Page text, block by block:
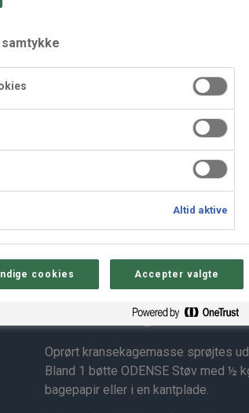
Sådan gør du
Oprørt kransekagemasse sprøjtes
Bland 1 bøtte ODENSE Støv med ½
bagepapir eller i en kantplade.
Altid aktive
cookies Accepter valgte